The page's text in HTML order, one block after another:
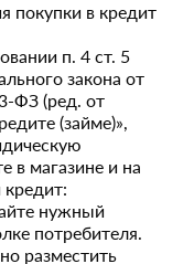
покупки в кредит
п. 4 ст. 5
закона от
ФЗ (ред. от
(займе)»,
в магазине и на
кредит:
нужный
потребителя.
разместить